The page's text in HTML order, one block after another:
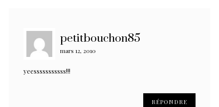
petitbouchon85
mars 12, 2010
yeesssssssssss!!!
RÉPONDRE